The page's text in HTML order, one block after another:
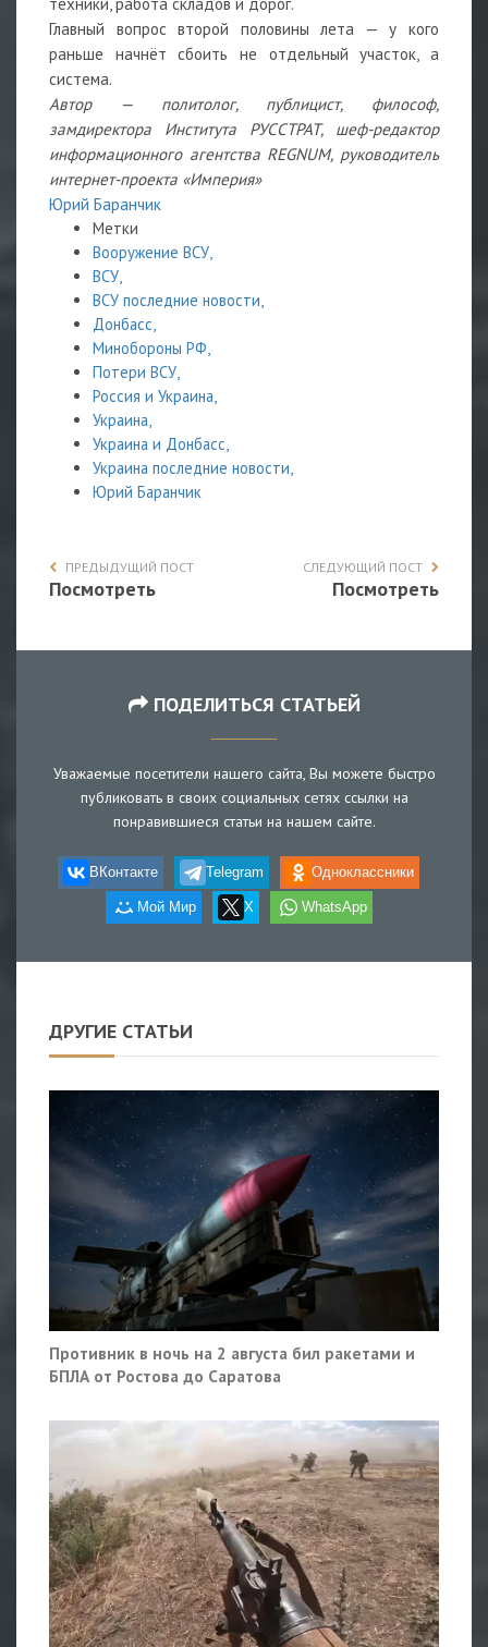
Главный вопрос второй половины лета — у кого
раньше начнёт сбоить не отдельный участок, а
система.
Автор — политолог, публицист, философ,
замдиректора Института РУССТРАТ, шеф-редактор
информационного агентства REGNUM, руководитель
интернет-проекта «Империя»
Юрий Баранчик
Метки
Вооружение ВСУ,
ВСУ,
ВСУ последние новости,
Донбасс,
Минобороны РФ,
Потери ВСУ,
Россия и Украина,
Украина,
Украина и Донбасс,
Украина последние новости,
Юрий Баранчик
ПРЕДЫДУЩИЙ ПОСТ
Посмотреть
СЛЕДУЮЩИЙ ПОСТ
Посмотреть
ПОДЕЛИТЬСЯ СТАТЬЕЙ
Уважаемые посетители нашего сайта, Вы можете быстро
публиковать в своих социальных сетях ссылки на
понравившиеся статьи на нашем сайте.
ВКонтакте Telegram Одноклассники
Мой Мир X WhatsApp
ДРУГИЕ СТАТЬИ
Противник в ночь на 2 августа бил ракетами и
БПЛА от Ростова до Саратова